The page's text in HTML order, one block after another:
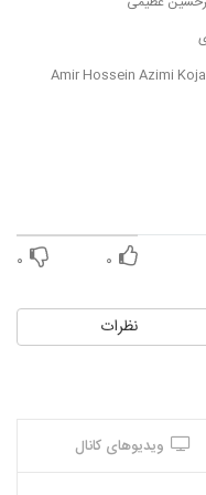
فاصله
از هادی راگا
تخس از مستر اچ
سلفی از حامد وفائی
Amir Hossein Azimi
۰ ۰
نظرات
ویدیوهای کانال